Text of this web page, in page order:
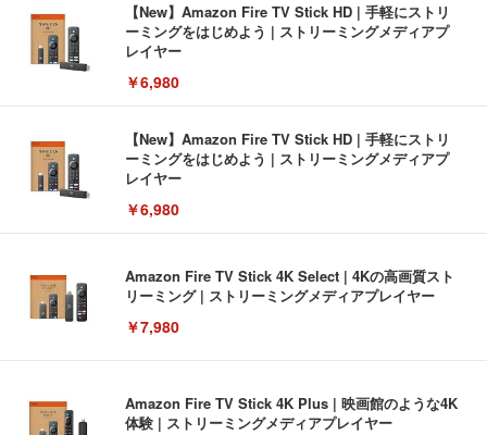
【New】Amazon Fire TV Stick HD | 手軽にストリ
ーミングをはじめよう | ストリーミングメディアプ
レイヤー
￥6,980
【New】Amazon Fire TV Stick HD | 手軽にストリ
ーミングをはじめよう | ストリーミングメディアプ
レイヤー
￥6,980
Amazon Fire TV Stick 4K Select | 4Kの高画質スト
リーミング | ストリーミングメディアプレイヤー
￥7,980
Amazon Fire TV Stick 4K Plus | 映画館のような4K
体験 | ストリーミングメディアプレイヤー